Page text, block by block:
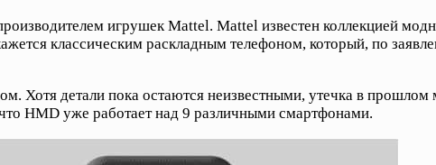
игрушек Mattel. Mattel известен коллекцией
классическим раскладным телефоном, который, по
Хотя детали пока остаются неизвестными, утечка в
HMD уже работает над 9 различными смартфонами.